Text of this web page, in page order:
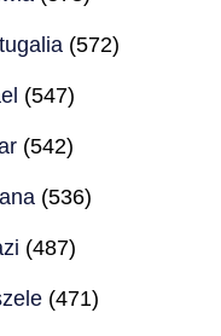
(572)
(547)
(542)
(536)
(487)
(471)